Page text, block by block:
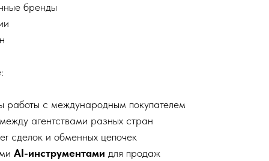
бренды
работы с международным покупателем
агентствами разных стран
сделок и обменных цепочек
AI-инструментами для продаж